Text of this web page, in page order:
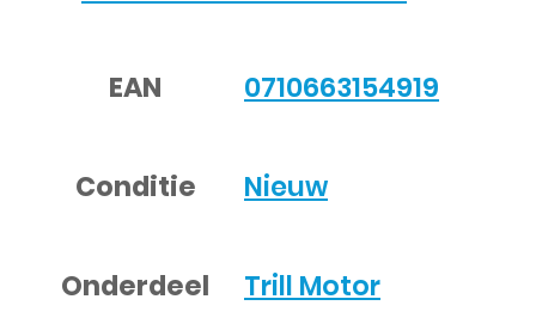
EAN 0710663154919
Conditie Nieuw
Onderdeel Trill Motor